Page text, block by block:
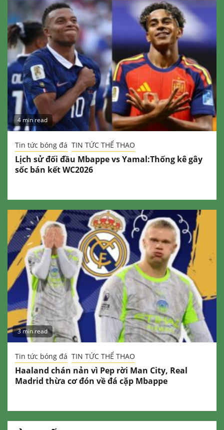
4 min read
Tin tức bóng đá TIN TỨC THỂ THAO
Lịch sử đối đầu Mbappe vs Yamal:Thống kê gây
sốc bán kết WC2026
3 min read
Tin tức bóng đá TIN TỨC THỂ THAO
Haaland chán nản vì Pep rời Man City, Real
Madrid thừa cơ đón về đá cặp Mbappe